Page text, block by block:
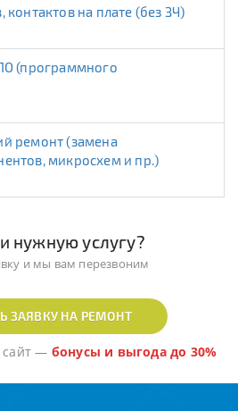
контактов на плате (без ЗЧ)
микросхем и пр.)
нужную услугу?
и мы вам перезвоним
ЗАЯВКУ НА РЕМОНТ
— бонусы и выгода до 30%